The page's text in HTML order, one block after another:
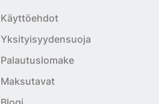
Käyttöehdot
Yksityisyydensuoja
Palautuslomake
Maksutavat